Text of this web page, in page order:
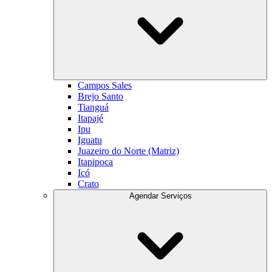
Campos Sales
Brejo Santo
Tianguá
Itapajé
Ipu
Iguatu
Juazeiro do Norte (Matriz)
Itapipoca
Icó
Crato